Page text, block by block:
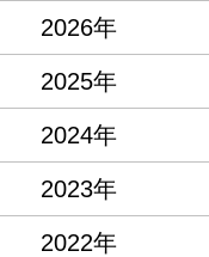
2026年
2025年
2024年
2023年
2022年